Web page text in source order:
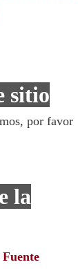
sitio
por favor
la